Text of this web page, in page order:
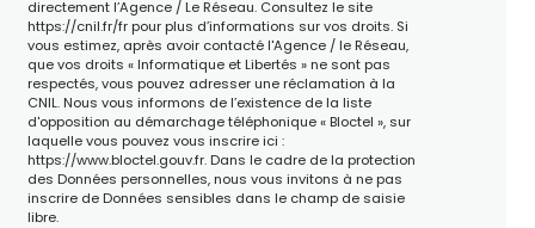
directement l’Agence / Le Réseau. Consultez le site
https://cnil.fr/frpour plus d’informations sur vos droits. Si
vous estimez, après avoir contacté l'Agence / le Réseau,
que vos droits « Informatique et Libertés » ne sont pas
respectés, vous pouvez adresser une réclamation à la
CNIL. Nous vous informons de l’existence de la liste
d'opposition au démarchage téléphonique « Bloctel », sur
laquelle vous pouvez vous inscrire ici :
https://www.bloctel.gouv.fr. Dans le cadre de la protection
des Données personnelles, nous vous invitons à ne pas
inscrire de Données sensibles dans le champ de saisie
libre.